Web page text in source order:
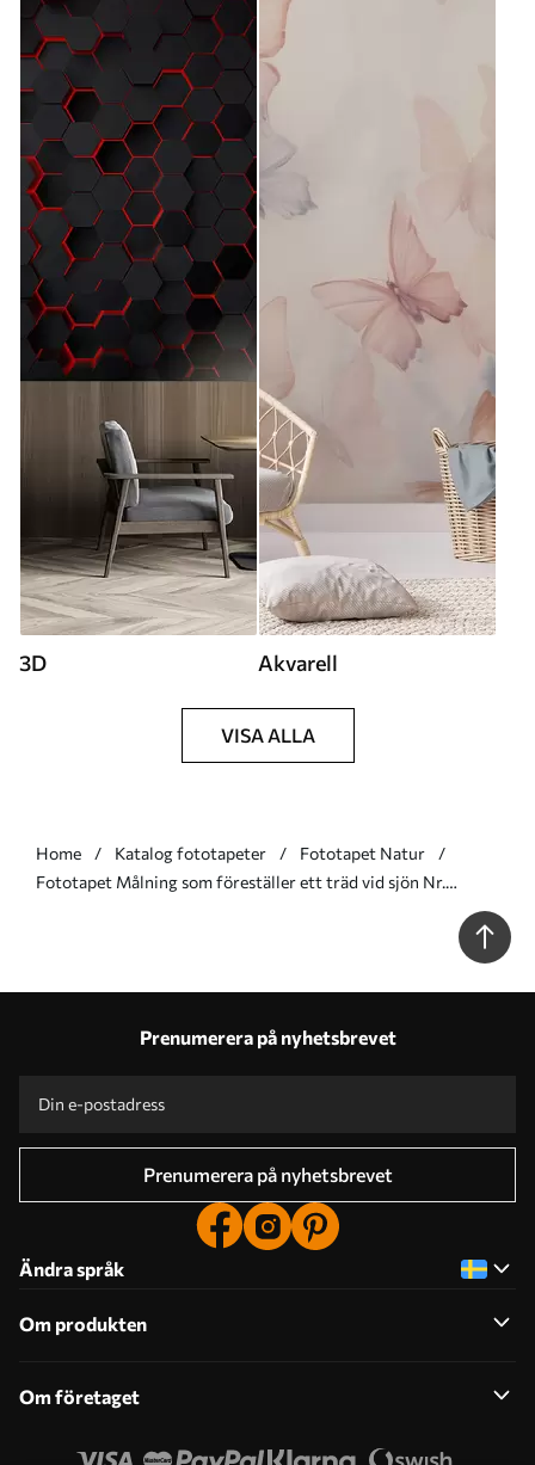
3D Akvarell
VISA ALLA
Home Katalog fototapeter
Fototapet Natur
Fototapet Målning som föreställer ett träd vid sjön Nr.
Prenumerera på nyhetsbrevet
Prenumerera på nyhetsbrevet
Ändra språk
Om produkten
Om företaget